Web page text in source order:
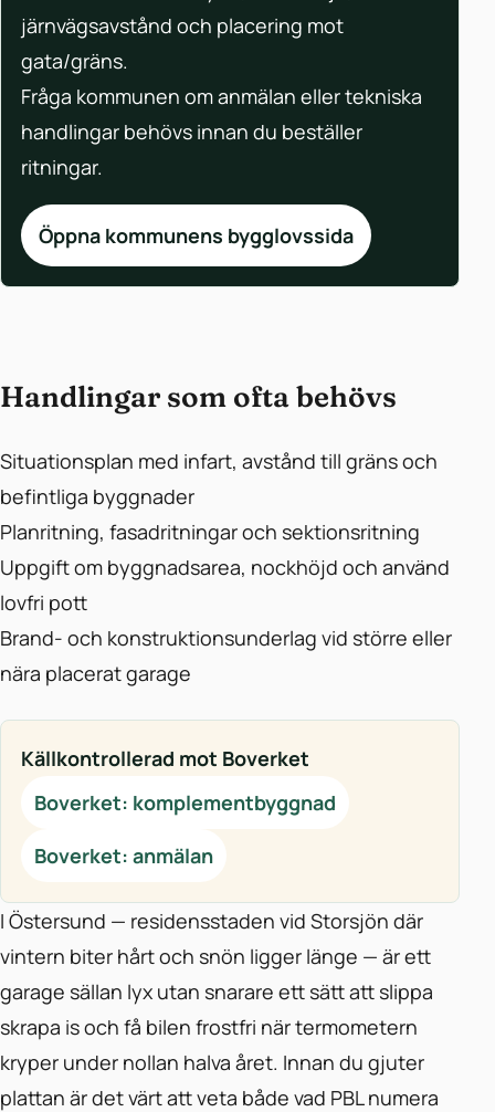
järnvägsavstånd och placering mot
gata/gräns.
Fråga kommunen om anmälan eller tekniska
handlingar behövs innan du beställer
ritningar.
Öppna kommunens bygglovssida
Handlingar som ofta behövs
Situationsplan med infart, avstånd till gräns och
befintliga byggnader
Planritning, fasadritningar och sektionsritning
Uppgift om byggnadsarea, nockhöjd och använd
lovfri pott
Brand- och konstruktionsunderlag vid större eller
nära placerat garage
Källkontrollerad mot Boverket
Boverket: komplementbyggnad
Boverket: anmälan
I Östersund — residensstaden vid Storsjön där
vintern biter hårt och snön ligger länge — är ett
garage sällan lyx utan snarare ett sätt att slippa
skrapa is och få bilen frostfri när termometern
kryper under nollan halva året. Innan du gjuter
plattan är det värt att veta både vad PBL numera